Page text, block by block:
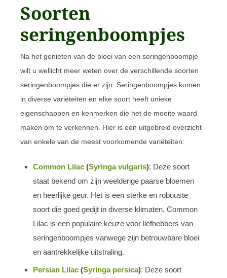
Soorten
seringenboompjes
Na het genieten van de bloei van een seringenboompje
wilt u wellicht meer weten over de verschillende soorten
seringenboompjes die er zijn. Seringenboompjes komen
in diverse variëteiten en elke soort heeft unieke
eigenschappen en kenmerken die het de moeite waard
maken om te verkennen. Hier is een uitgebreid overzicht
van enkele van de meest voorkomende variëteiten:
Common Lilac (Syringa vulgaris): Deze soort
staat bekend om zijn weelderige paarse bloemen
en heerlijke geur. Het is een sterke en robuuste
soort die goed gedijt in diverse klimaten. Common
Lilac is een populaire keuze voor liefhebbers van
seringenboompjes vanwege zijn betrouwbare bloei
en aantrekkelijke uitstraling.
Persian Lilac (Syringa persica): Deze soort